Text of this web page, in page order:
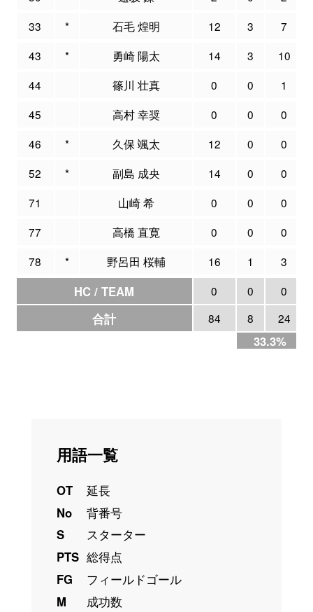
33
* 石毛 煌明 12 3
7
43
* 勇崎 陽太 14 3
10
44
篠川 壮真 0 0
1
45
高村 幸奨 0 0
0
46
* 久保 颯太 12 0
0
52
* 副島 成央 14 0
0
71
山崎 希 0 0
0
77
高橋 直寛 0 0
0
78
* 野呂田 桜輔 16 1 3
HC / TEAM 0 0 0
合計 84 8 24
33.3%
用語一覧
OT
延長
No
背番号
S
スターター
PTS 総得点
FG
フィールドゴール
M
成功数